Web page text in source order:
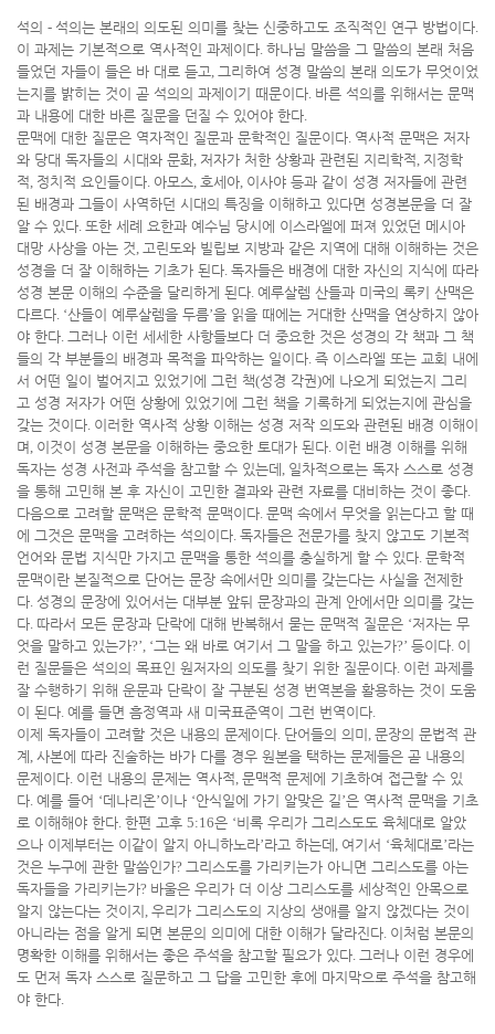
석의 - 석의는 본래의 의도된 의미를 찾는 신중하고도 조직적인 연구 방법이다.
이 과제는 기본적으로 역사적인 과제이다. 하나님 말씀을 그 말씀의 본래 처음
들었던 자들이 들은 바 대로 듣고, 그리하여 성경 말씀의 본래 의도가 무엇이었
는지를 밝히는 것이 곧 석의의 과제이기 때문이다. 바른 석의를 위해서는 문맥
과 내용에 대한 바른 질문을 던질 수 있어야 한다.
문맥에 대한 질문은 역자적인 질문과 문학적인 질문이다. 역사적 문맥은 저자
와 당대 독자들의 시대와 문화, 저자가 처한 상황과 관련된 지리학적, 지정학
적, 정치적 요인들이다. 아모스, 호세아, 이사야 등과 같이 성경 저자들에 관련
된 배경과 그들이 사역하던 시대의 특징을 이해하고 있다면 성경본문을 더 잘
알 수 있다. 또한 세례 요한과 예수님 당시에 이스라엘에 퍼져 있었던 메시아
대망 사상을 아는 것, 고린도와 빌립보 지방과 같은 지역에 대해 이해하는 것은
성경을 더 잘 이해하는 기초가 된다. 독자들은 배경에 대한 자신의 지식에 따라
성경 본문 이해의 수준을 달리하게 된다. 예루살렘 산들과 미국의 록키 산맥은
다르다. ‘산들이 예루살렘을 두름’을 읽을 때에는 거대한 산맥을 연상하지 않아
야 한다. 그러나 이런 세세한 사항들보다 더 중요한 것은 성경의 각 책과 그 책
들의 각 부분들의 배경과 목적을 파악하는 일이다. 즉 이스라엘 또는 교회 내에
서 어떤 일이 벌어지고 있었기에 그런 책(성경 각권)에 나오게 되었는지 그리
고 성경 저자가 어떤 상황에 있었기에 그런 책을 기록하게 되었는지에 관심을
갖는 것이다. 이러한 역사적 상황 이해는 성경 저작 의도와 관련된 배경 이해이
며 , 이것이 성경 본문을 이해하는 중요한 토대가 된다. 이런 배경 이해를 위해
독자는 성경 사전과 주석을 참고할 수 있는데 , 일차적으로는 독자 스스로 성경
을 통해 고민해 본 후 자신이 고민한 결과와 관련 자료를 대비하는 것이 좋다.
다음으로 고려할 문맥은 문학적 문맥이다. 문맥 속에서 무엇을 읽는다고 할 때
에 그것은 문맥을 고려하는 석의이다. 독자들은 전문가를 찾지 않고도 기본적
언어와 문법 지식만 가지고 문맥을 통한 석의를 충실하게 할 수 있다. 문학적
문맥이란 본질적으로 단어는 문장 속에서만 의미를 갖는다는 사실을 전제한
다. 성경의 문장에 있어서는 대부분 앞뒤 문장과의 관계 안에서만 의미를 갖는
다. 따라서 모든 문장과 단락에 대해 반복해서 묻는 문맥적 질문은 ‘저자는 무
엇을 말하고 있는가?’, ‘그는 왜 바로 여기서 그 말을 하고 있는가?’ 등이다. 이
런 질문들은 석의의 목표인 원저자의 의도를 찾기 위한 질문이다. 이런 과제를
잘 수행하기 위해 운문과 단락이 잘 구분된 성경 번역본을 활용하는 것이 도움
이 된다. 예를 들면 흠정역과 새 미국표준역이 그런 번역이다.
이제 독자들이 고려할 것은 내용의 문제이다. 단어들의 의미 , 문장의 문법적 관
계 , 사본에 따라 진술하는 바가 다를 경우 원본을 택하는 문제들은 곧 내용의
문제이다. 이런 내용의 문제는 역사적, 문맥적 문제에 기초하여 접근할 수 있
다. 예를 들어 ‘데나리온’이나 ‘안식일에 가기 알맞은 길’은 역사적 문맥을 기초
로 이해해야 한다. 한편 고후 5:16은 ‘비록 우리가 그리스도도 육체대로 알았
으나 이제부터는 이같이 알지 아니하노라’라고 하는데 , 여기서 ‘육체대로’라는
것은 누구에 관한 말씀인가? 그리스도를 가리키는가 아니면 그리스도를 아는
독자들을 가리키는가? 바울은 우리가 더 이상 그리스도를 세상적인 안목으로
알지 않는다는 것이지 , 우리가 그리스도의 지상의 생애를 알지 않겠다는 것이
아니라는 점을 알게 되면 본문의 의미에 대한 이해가 달라진다. 이처럼 본문의
명확한 이해를 위해서는 좋은 주석을 참고할 필요가 있다. 그러나 이런 경우에
도 먼저 독자 스스로 질문하고 그 답을 고민한 후에 마지막으로 주석을 참고해
야 한다.